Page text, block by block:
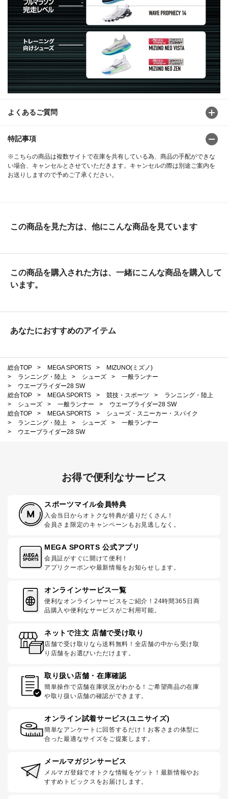
よくあるご質問
特記事項
※こちらの商品は複数サイトで在庫を共有している為、商品の手配ができな
い場合、キャンセルとさせていただきます。キャンセルの際は別途ご案内を
お送りしますので予めご了承ください。
この商品を見た方は、他にこんな商品を見ています
この商品を購入された方は、一緒にこんな商品を購入して
います。
あなたにおすすめのアイテム
総合TOP > MEGA SPORTS >
MIZUNO(ミズノ)
>
ランニング・陸上 > シューズ >
一般ランナー
>
ウエーブライダー28 SW
総合TOP
> MEGA SPORTS > 競技・スポーツ >
ランニング・陸上
>
シューズ > 一般ランナー >
ウエーブライダー28 SW
総合TOP
> MEGA SPORTS >
シューズ・スニーカー・スパイク
>
ランニング・陸上 > シューズ >
一般ランナー
>
ウエーブライダー28 SW
お得で便利なサービス
スポーツマイル会員特典
入会当日からオトクな特典が盛りだくさん！
会員さま限定のキャンペーンもお見逃しなく。
MEGA SPORTS 公式アプリ
会員証がすぐに開けて便利！
アプリクーポンや最新情報をお知らせします。
オンラインサービス一覧
便利なオンラインサービスをご紹介！24時間365日商
品購入や便利なサービスがご利用可能。
ネットで注文 店舗で受け取り
店舗で受け取りなら送料無料！全店舗の中から受け取
り店舗をお選びいただけます。
取り扱い店舗・在庫確認
簡単操作で店舗在庫状況がわかる！ご希望商品の在庫
や取り扱い店舗の確認ができます。
オンライン試着サービス(ユニサイズ)
簡単なアンケートに回答するだけ！お客さまの体型に
合った最適なサイズをご提案します。
メールマガジンサービス
メルマガ登録でオトクな情報をゲット！最新情報やお
すすめトピックスをお届けします。